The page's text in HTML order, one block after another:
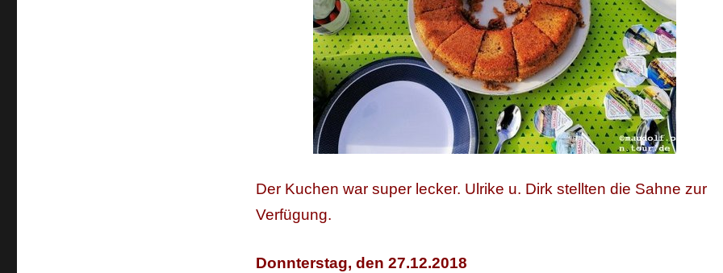
Der Kuchen war super lecker. Ulrike u. Dirk stellten die Sahne zur
Verfügung.
Donnterstag, den 27.12.2018